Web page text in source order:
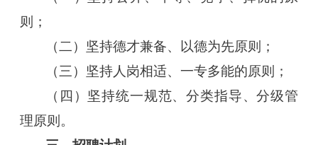
则；
（二）坚持德才兼备、以德为先原则；
（三）坚持人岗相适、一专多能的原则；
（四）坚持统一规范、分类指导、分级管
理原则。